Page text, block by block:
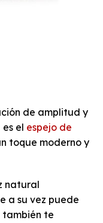
de amplitud y
el espejo de
toque moderno y
natural
a su vez puede
también te